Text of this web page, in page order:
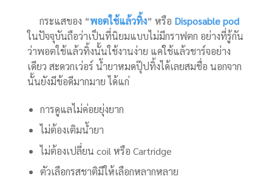
กระแสของ “พอตใช้แล้วทิ้ง” หรือ Disposable pod
ในปัจจุบันถือว่าเป็นที่นิยมแบบไม่มีกราฟตก อย่างที่รู้กัน
ว่าพอตใช้แล้วทิ้งนั้นใช้งานง่าย แค่ใช้แล้วชาร์จอย่าง
เดียว สะดวกเว่อร์ น้ำยาหมดปุ๊ปทิ้งได้เลยสมชื่อ นอกจาก
นั้นยังมีข้อดีมากมาย ได้แก่
การดูแลไม่ค่อยยุ่งยาก
ไม่ต้องเติมน้ำยา
ไม่ต้องเปลี่ยน coil หรือ Cartridge
ตัวเลือกรสชาติมีให้เลือกหลากหลาย